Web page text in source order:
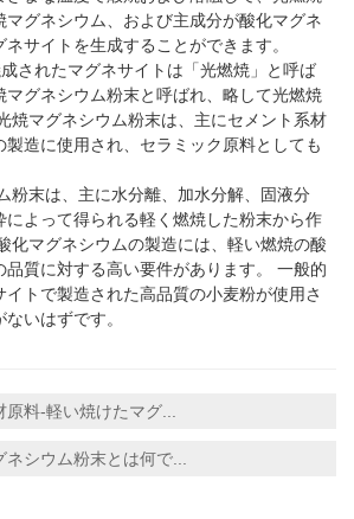
マグネシウム、および主成分が酸化マグネ
サイトを生成することができます。
されたマグネサイトは「光燃焼」と呼ば
マグネシウム粉末と呼ばれ、略して光燃焼
焼マグネシウム粉末は、主にセメント系材
造に使用され、セラミック原料としても
粉末は、主に水分離、加水分解、固液分
によって得られる軽く燃焼した粉末から作
化マグネシウムの製造には、軽い燃焼の酸
品質に対する高い要件があります。 一般的
トで製造された高品質の小麦粉が使用さ
いはずです。
原料-軽い焼けたマグ...
シウム粉末とは何で...